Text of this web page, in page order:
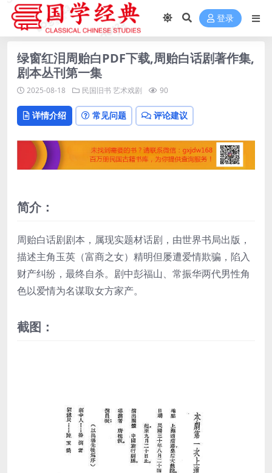
登录
绿窗红泪周贻白PDF下载,周贻白话剧著作集,
剧本丛刊第一集
2025-08-18 民国旧书 艺术戏剧 90
详情介绍 常见问题 评论建议
简介：
周贻白话剧剧本，属现实题材话剧，由世界书局出版，
描述主角玉英（富商之女）精明但屡遭爱情欺骗，陷入
财产纠纷，最终自杀。剧中彭福山、常振华两代男性角
色以爱情为名谋取女方家产。
截图：